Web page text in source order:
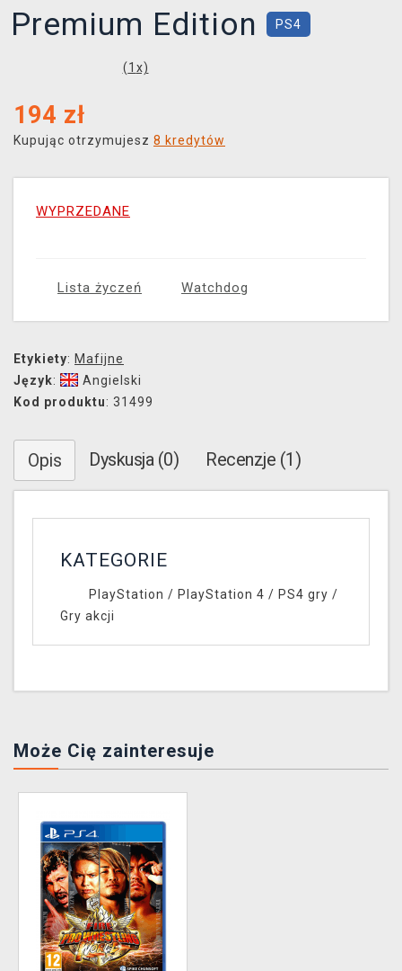
Premium Edition
PS4
(1 x)
194 zł
Kupując otrzymujesz 8 kredytów
WYPRZEDANE
Lista życzeń Watchdog
Etykiety: Mafijne
Język:
Angielski
Kod produktu: 31499
Opis Dyskusja (0) Recenzje (1)
KATEGORIE
PlayStation / PlayStation 4 / PS4 gry /
Gry akcji
Może Cię zainteresuje